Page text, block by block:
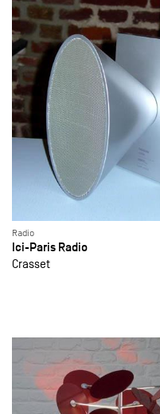
Radio
Ici-Paris Radio
Crasset